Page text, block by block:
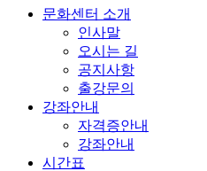
문화센터 소개
인사말
오시는 길
공지사항
출강문의
강좌안내
자격증안내
강좌안내
시간표